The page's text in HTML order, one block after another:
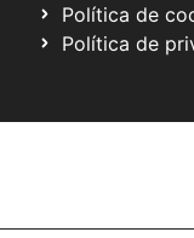
Política de
Política de